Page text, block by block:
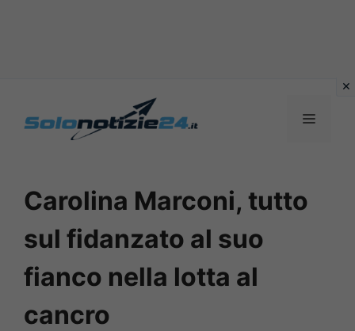
MENU
Carolina Marconi, tutto
sul fidanzato al suo
fianco nella lotta al
cancro